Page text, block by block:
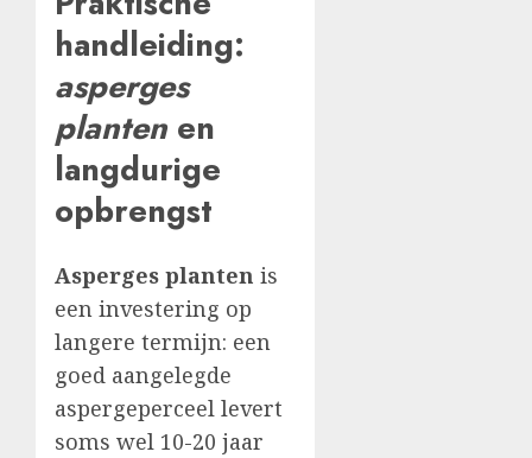
handleiding:
asperges
planten en
langdurige
opbrengst
Asperges planten is
een investering op
langere termijn: een
goed aangelegde
aspergeperceel levert
soms wel 10-20 jaar